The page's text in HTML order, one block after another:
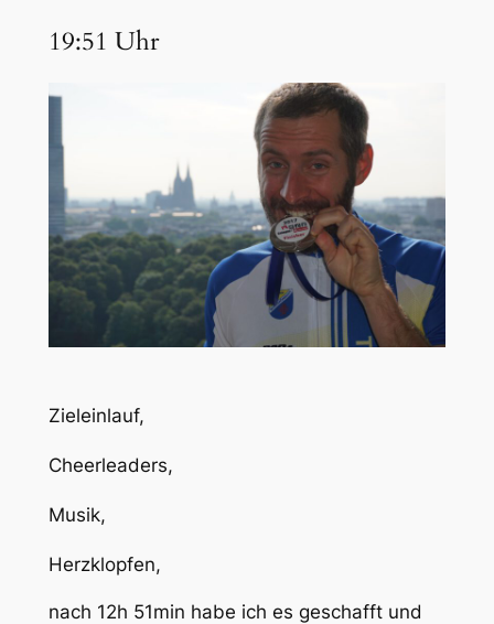
19:51 Uhr
Zieleinlauf,
Cheerleaders,
Musik,
Herzklopfen,
nach 12h 51min habe ich es geschafft und